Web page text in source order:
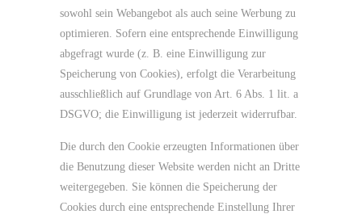
sowohl sein Webangebot als auch seine Werbung zu
optimieren. Sofern eine entsprechende Einwilligung
abgefragt wurde (z. B. eine Einwilligung zur
Speicherung von Cookies), erfolgt die Verarbeitung
ausschließlich auf Grundlage von Art. 6 Abs. 1 lit. a
DSGVO; die Einwilligung ist jederzeit widerrufbar.
Die durch den Cookie erzeugten Informationen über
die Benutzung dieser Website werden nicht an Dritte
weitergegeben. Sie können die Speicherung der
Cookies durch eine entsprechende Einstellung Ihrer